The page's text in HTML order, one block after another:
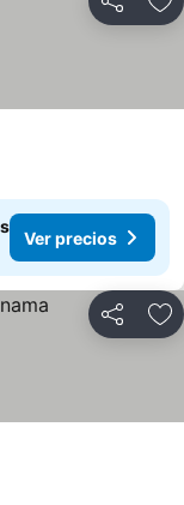
Compartir
Ver precios
Compartir